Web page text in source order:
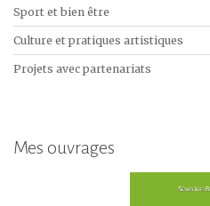
Sport et bien être
Culture et pratiques artistiques
Projets avec partenariats
Mes ouvrages